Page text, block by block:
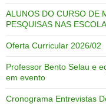
ALUNOS DO CURSO DE
PESQUISAS NAS
Oferta Curricular 2026/02
Professor Bento Selau e
em evento
Cronograma Entrevistas